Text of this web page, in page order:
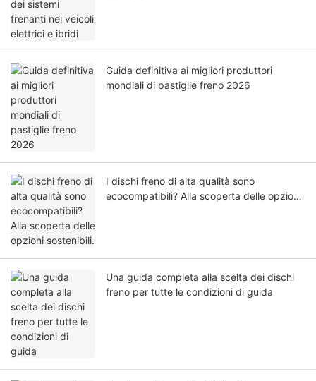
Guida definitiva ai migliori produttori
mondiali di pastiglie freno 2026
I dischi freno di alta qualità sono
ecocompatibili? Alla scoperta delle opzioni
Una guida completa alla scelta dei dischi
freno per tutte le condizioni di guida